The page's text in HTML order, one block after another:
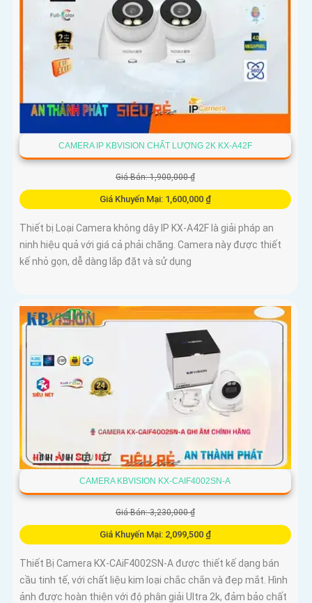
CAMERA IP KBVISION CHẤT LƯỢNG 2K KX-A42F
Giá Bán: 1,900,000 ₫
Giá Khuyến Mại: 1,600,000 ₫
Thiết bị Loại Camera không dây IP KX-A42F là giải pháp an
ninh hiệu quả với giá cả phải chăng. Camera này được thiết
kế nhỏ gọn, dễ dàng lắp đặt và sử dụng
CAMERA KBVISION KX-CAIF4002SN-A
Giá Bán: 3,230,000 ₫
Giá Khuyến Mại: 2,099,500 ₫
Thiết Bị Camera KX-CAiF4002SN-A được thiết kế dạng bán
cầu tinh tế, với chất liệu kim loại chắc chắn và đẹp mắt. Hình
ảnh được hoàn thiện với độ phân giải Ultra 2k, đảm bảo chất